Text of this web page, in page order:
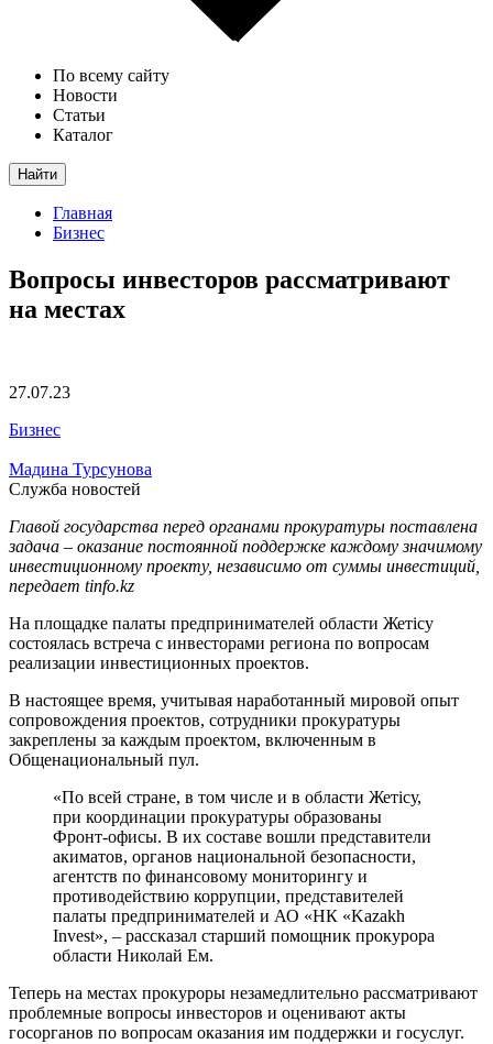
По всему сайту
Новости
Статьи
Каталог
Найти
Главная
Бизнес
Вопросы инвесторов рассматривают
на местах
27.07.23
Бизнес
Мадина Турсунова
Служба новостей
Главой государства перед органами прокуратуры поставлена
задача – оказание постоянной поддержке каждому значимому
инвестиционному проекту, независимо от суммы инвестиций,
передает tinfo.kz
На площадке палаты предпринимателей области Жетісу
состоялась встреча с инвесторами региона по вопросам
реализации инвестиционных проектов.
В настоящее время, учитывая наработанный мировой опыт
сопровождения проектов, сотрудники прокуратуры
закреплены за каждым проектом, включенным в
Общенациональный пул.
«По всей стране, в том числе и в области Жетісу,
при координации прокуратуры образованы
Фронт-офисы. В их составе вошли представители
акиматов, органов национальной безопасности,
агентств по финансовому мониторингу и
противодействию коррупции, представителей
палаты предпринимателей и АО «НК «Kazakh
Invest», – рассказал старший помощник прокурора
области Николай Ем.
Теперь на местах прокуроры незамедлительно рассматривают
проблемные вопросы инвесторов и оценивают акты
госорганов по вопросам оказания им поддержки и госуслуг.